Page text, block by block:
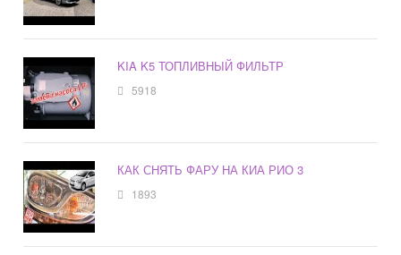
KIA K5 ТОПЛИВНЫЙ ФИЛЬТР
5918
КАК СНЯТЬ ФАРУ НА КИА РИО 3
1893